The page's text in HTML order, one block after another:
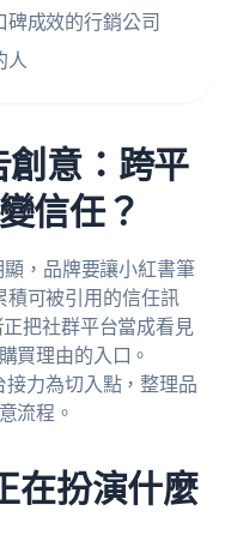
成效的行銷公司
人
創意：跨平
信任？
，品牌要讓小紅書筆
可被引用的信任訊
把社群平台當成看見
買理由的入口。
力為切入點，整理品
流程。
在扮演什麼